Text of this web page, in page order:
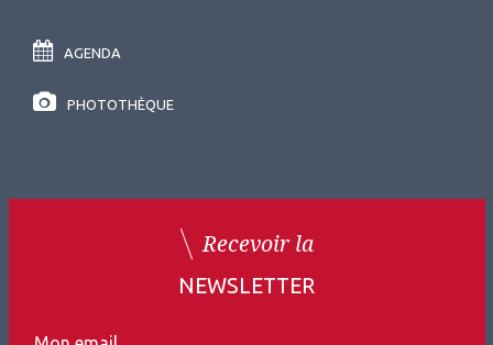
AGENDA
PHOTOTHÈQUE
Recevoir la
NEWSLETTER